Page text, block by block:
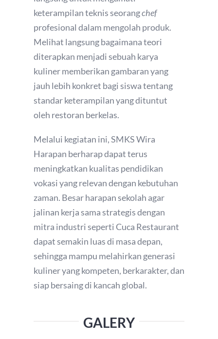
keterampilan teknis seorangchef
profesional dalam mengolah produk.
Melihat langsung bagaimana teori
diterapkan menjadi sebuah karya
kuliner memberikan gambaran yang
jauh lebih konkret bagi siswa tentang
standar keterampilan yang dituntut
oleh restoran berkelas.
Melalui kegiatan ini, SMKS Wira
Harapan berharap dapat terus
meningkatkan kualitas pendidikan
vokasi yang relevan dengan kebutuhan
zaman. Besar harapan sekolah agar
jalinan kerja sama strategis dengan
mitra industri seperti Cuca Restaurant
dapat semakin luas di masa depan,
sehingga mampu melahirkan generasi
kuliner yang kompeten, berkarakter, dan
siap bersaing di kancah global.
GALERY